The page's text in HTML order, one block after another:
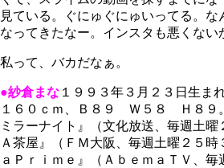
見ている。ぐにゅぐにゅいってる。な
なってきたなー。インスタも悪くない
私って、バカだなぁ。
●紗倉まな １９９３年３月２３日生
１６０ｃｍ、Ｂ８９ Ｗ５８ Ｈ８９
ミラーナイト』（文化放送、毎週土曜
Ａ茶屋』（ＦＭ大阪、毎週土曜２５
ａＰｒｉｍｅ』（ＡｂｅｍａＴＶ、毎